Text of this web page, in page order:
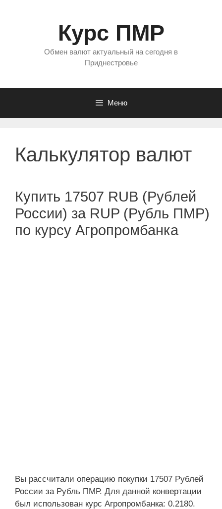
Курс ПМР
Обмен валют актуальный на сегодня в
Приднестровье
Меню
Калькулятор валют
Купить 17507 RUB (Рублей
России) за RUP (Рубль ПМР)
по курсу Агропромбанка
Вы рассчитали операцию покупки 17507 Рублей
России за Рубль ПМР. Для данной конвертации
был использован курс Агропромбанка: 0.2180.